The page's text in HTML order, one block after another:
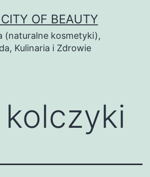
OF BEAUTY
(naturalne kosmetyki),
Kulinaria i Zdrowie
kolczyki